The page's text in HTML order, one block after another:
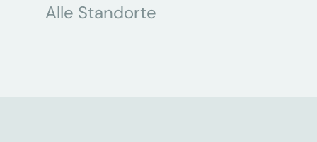
Alle Standorte